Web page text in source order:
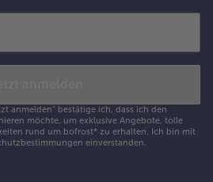
anmelden" bestätige ich, dass ich den
möchte, um exklusive Angebote, tolle
rund um bofrost* zu erhalten. Ich bin mit
einverstanden.